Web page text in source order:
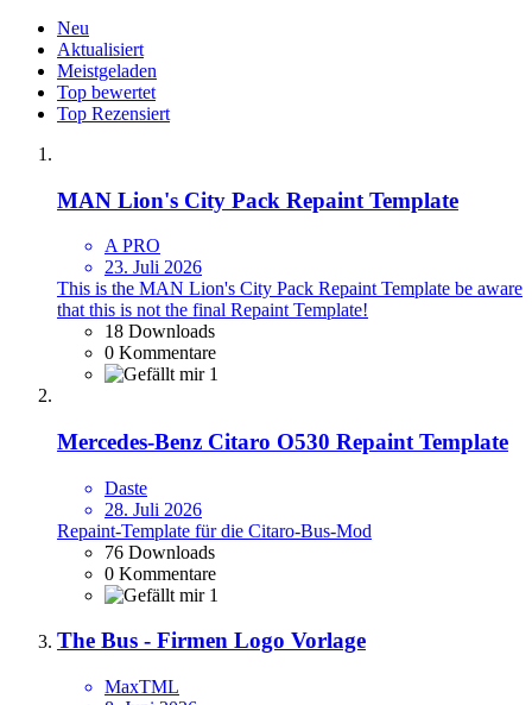
Neu
Aktualisiert
Meistgeladen
Top bewertet
Top Rezensiert
MAN Lion's City Pack Repaint Template
A PRO
23. Juli 2026
This is the MAN Lion's City Pack Repaint Template be aware
that this is not the final Repaint Template!
18 Downloads
0 Kommentare
1
Mercedes-Benz Citaro O530 Repaint Template
Daste
28. Juli 2026
Repaint-Template für die Citaro-Bus-Mod
76 Downloads
0 Kommentare
1
The Bus - Firmen Logo Vorlage
MaxTML